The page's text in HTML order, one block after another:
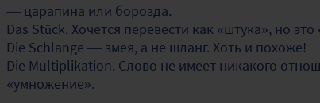
— царапина или борозда.
Das Stück. Хочется перевести как «штука», но это
Die Schlange — змея, а не шланг. Хоть и похоже!
Die Multiplikation. Слово не имеет никакого
«умножение».